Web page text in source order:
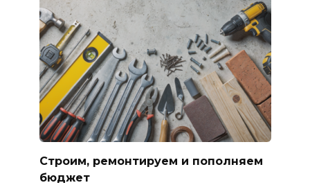
Строим, ремонтируем и пополняем
бюджет